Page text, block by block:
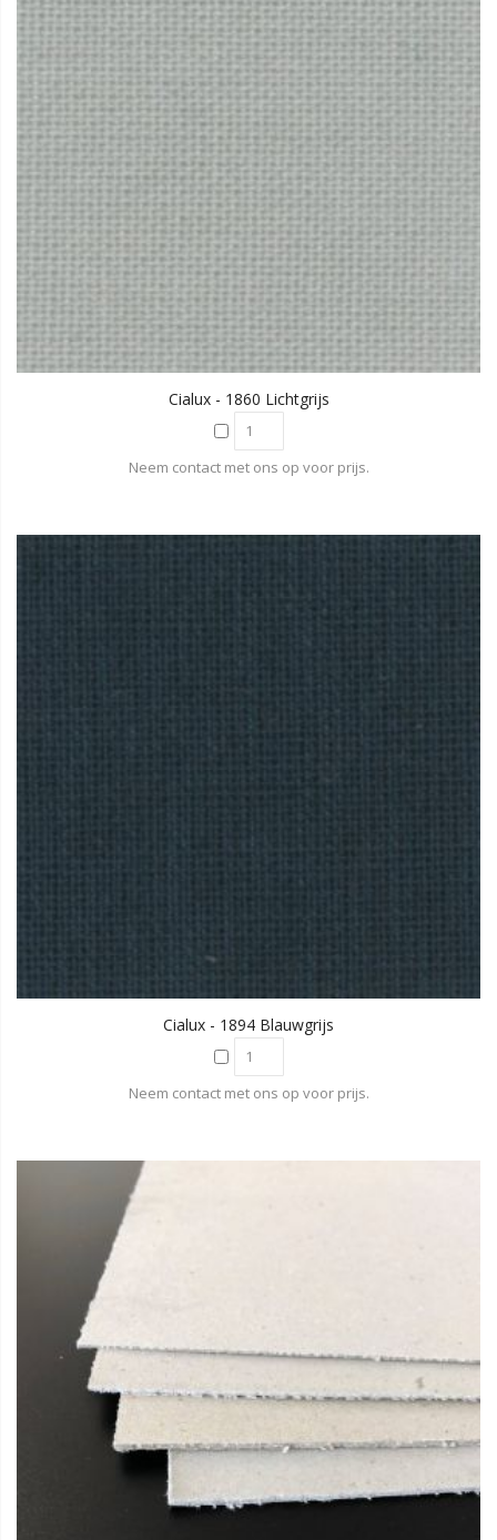
Cialux - 1860 Lichtgrijs
Neem contact met ons op voor prijs.
Cialux - 1894 Blauwgrijs
Neem contact met ons op voor prijs.